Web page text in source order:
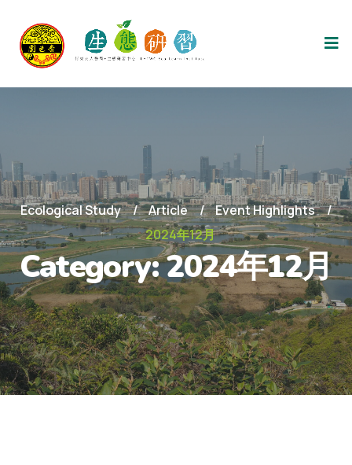
Ecological Study Article
Event Highlights
2024年12月
Category:2024年12月